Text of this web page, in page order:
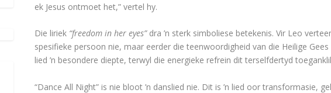
ek Jesus ontmoet het,” vertel hy.
Die liriek “freedom in her eyes”dra ’n sterk simboliese betekenis. Vir Leo
spesifieke persoon nie, maar eerder die teenwoordigheid van die Heilige
lied ’n besondere diepte, terwyl die energieke refrein dit terselfdertyd
“Dance All Night” is nie bloot ’n danslied nie. Dit is ’n lied oor transformasie,